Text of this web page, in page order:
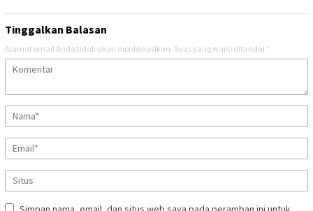
Tinggalkan Balasan
Alamat email Anda tidak akan dipublikasikan. Ruas yang wajib ditandai *